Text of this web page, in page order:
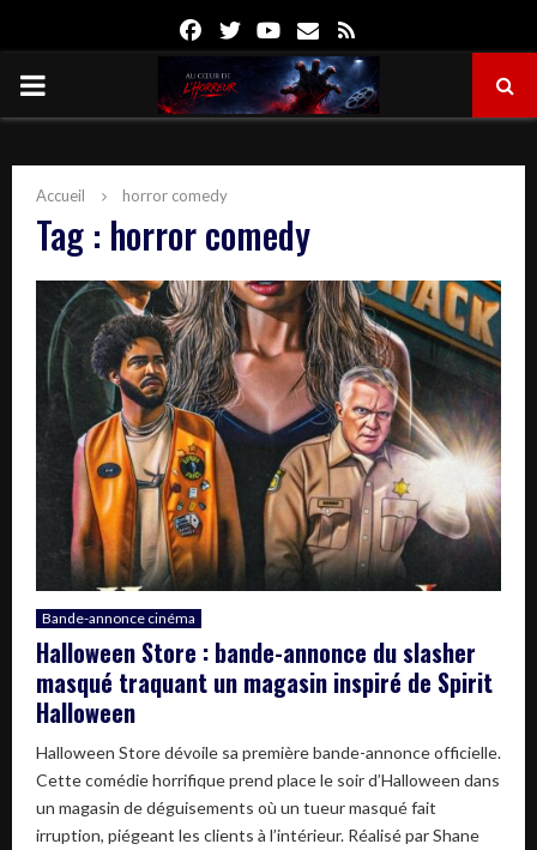
FacebookTwitterYoutube
Email
PRIMARY
Accueil horror comedy
Tag : horror comedy
Bande-annonce cinéma
Halloween Store : bande-annonce du slasher
masqué traquant un magasin inspiré de Spirit
Halloween
Halloween Store dévoile sa première bande-annonce officielle.
Cette comédie horrifique prend place le soir d’Halloween dans
un magasin de déguisements où un tueur masqué fait
irruption, piégeant les clients à l’intérieur. Réalisé par Shane